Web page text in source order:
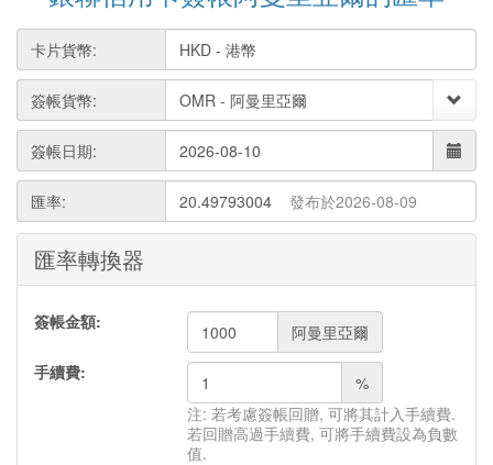
卡片貨幣:
簽帳貨幣:
簽帳日期:
匯率: 20.49793004 發布於2026-08-09
匯率轉換器
簽帳金額:
阿曼里亞爾
手續費:
%
注: 若考慮簽帳回贈, 可將其計入手續費.
若回贈高過手續費, 可將手續費設為負數
值.